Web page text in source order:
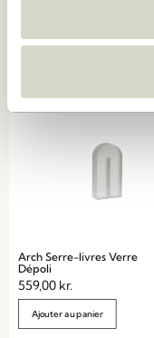
Arch Serre-livres Verre
Dépoli
559,00 kr.
Ajouter au panier